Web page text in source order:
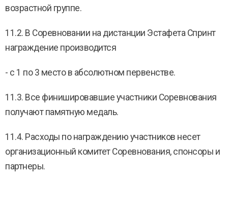
возрастной группе.
11.2. В Соревновании на дистанции Эстафета Спринт
награждение производится
- с 1 по 3 место в абсолютном первенстве.
11.3. Все финишировавшие участники Соревнования
получают памятную медаль.
11.4. Расходы по награждению участников несет
организационный комитет Соревнования, спонсоры и
партнеры.